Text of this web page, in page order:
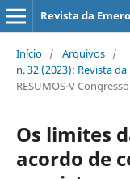
Revista da
Início / Arquivos /
n. 32 (2023): Revista
RESUMOS-V
Os limites
acordo de